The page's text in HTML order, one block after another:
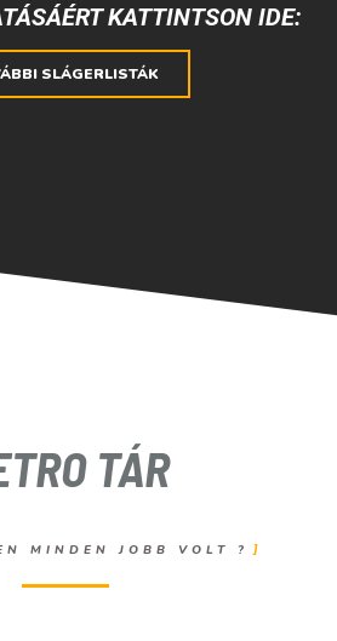
KATTINTSON IDE:
SLÁGERLISTÁK
TÁR
MINDEN JOBB VOLT ?